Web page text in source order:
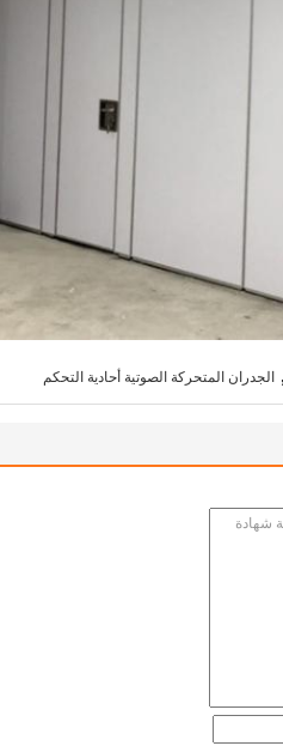
, الجدران المتحركة الصوتية أحادية التحكم